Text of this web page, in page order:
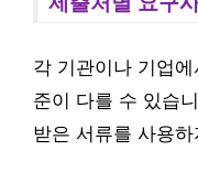
각 기관이나 기업
준이 다를 수 있습
받은 서류를 사용